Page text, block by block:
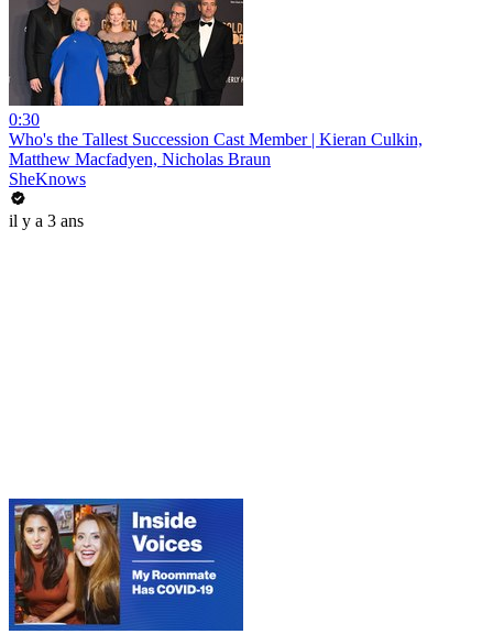
0:30
Who's the Tallest Succession Cast Member | Kieran Culkin,
Matthew Macfadyen, Nicholas Braun
SheKnows
il y a 3 ans